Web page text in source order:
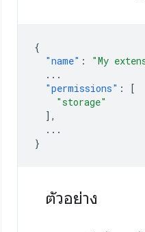
{
"name" : "My
...
"permissions" :
[
"storage"
],
...
}
ตัวอย่าง